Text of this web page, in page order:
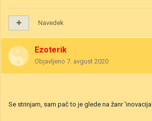
Navedek
Ezoterik
Objavljeno 7. avgust 2020
Se strinjam, sam pač to je glede na žanr 'inovacija'